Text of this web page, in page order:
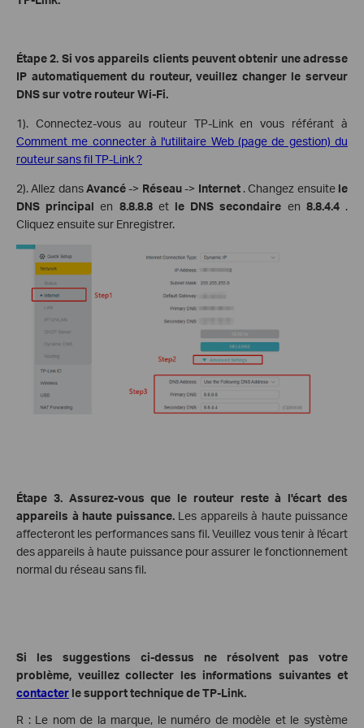
Étape 2. Si vos appareils clients peuvent obtenir une adresse
IP automatiquement du routeur, veuillez changer le serveur
DNS sur votre routeur Wi-Fi.
1). Connectez-vous au routeur TP-Link en vous référant à
Comment me connecter à l'utilitaire Web (page de gestion) du
routeur sans fil TP-Link ?
2). Allez dansAvancé-> Réseau-> Internet. Changez ensuite le
DNS principal en 8.8.8.8et le DNS secondaire en 8.8.4.4.
Cliquez ensuite sur Enregistrer.
Étape 3. Assurez-vous que le routeur reste à l'écart des
appareils à haute puissance. Les appareils à haute puissance
affecteront les performances sans fil. Veuillez vous tenir à l'écart
des appareils à haute puissance pour assurer le fonctionnement
normal du réseau sans fil.
Si les suggestions ci-dessus ne résolvent pas votre
problème, veuillez collecter les informations suivantes et
contacter le support technique de TP-Link.
R : Le nom de la marque, le numéro de modèle et le système